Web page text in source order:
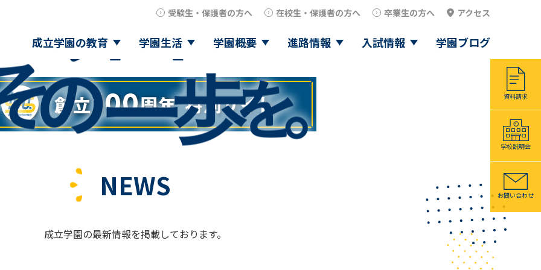
受験生・保護者の方へ 在校生・保護者の方へ 卒業生の方へ アクセス
成立学園の教育 学園生活 学園概要 進路情報 入試情報 学園ブログ
資料請求
学校説明会
お問い合わせ
高等学校
NEWS
成立学園の最新情報を掲載しております。